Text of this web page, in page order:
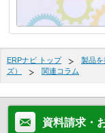
ERPナビ トップ 製品を
ズ）
関連コラム
資料請求・